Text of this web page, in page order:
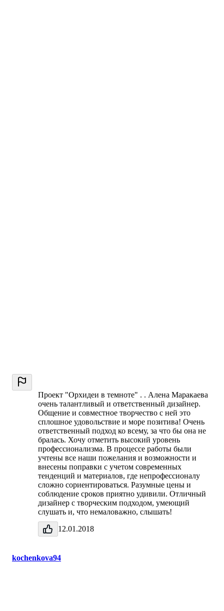
Проект "Орхидеи в темноте" . . Алена Маракаева
очень талантливый и ответственный дизайнер.
Общение и совместное творчество с ней это
сплошное удовольствие и море позитива! Очень
ответственный подход ко всему, за что бы она не
бралась. Хочу отметить высокий уровень
профессионализма. В процессе работы были
учтены все наши пожелания и возможности и
внесены поправки с учетом современных
тенденций и материалов, где непрофессионалу
сложно сориентироваться. Разумные цены и
соблюдение сроков приятно удивили. Отличный
дизайнер с творческим подходом, умеющий
слушать и, что немаловажно, слышать!
12.01.2018
kochenkova94